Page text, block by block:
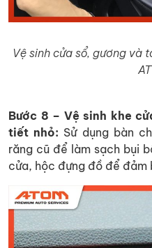
Vệ sinh cửa sổ, gương và
Bước 8 – Vệ sinh khe
tiết nhỏ: Sử dụng bàn
răng cũ để làm sạch bụi
cửa, hộc đựng đồ để đảm